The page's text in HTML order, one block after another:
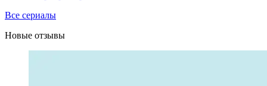
Все сериалы
Новые отзывы